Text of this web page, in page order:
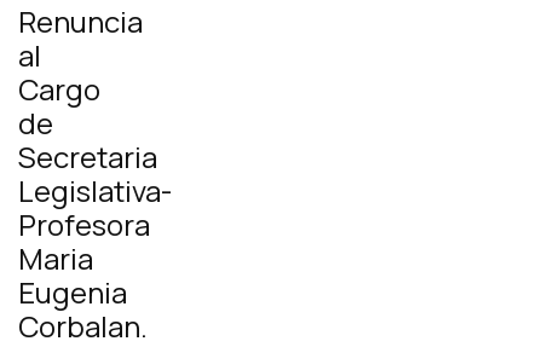
Renuncia
al
Cargo
de
Secretaria
Legislativa-
Profesora
Maria
Eugenia
Corbalan.